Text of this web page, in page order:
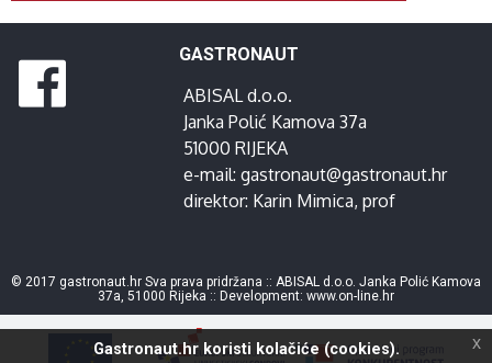
GASTRONAUT
ABISAL d.o.o.
Janka Polić Kamova 37a
51000 RIJEKA
e-mail: gastronaut@gastronaut.hr
direktor: Karin Mimica, prof
© 2017 gastronaut.hr Sva prava pridržana :: ABISAL d.o.o. Janka Polić Kamova
37a, 51000 Rijeka :: Development: www.on-line.hr
Gastronaut.hr koristi kolačiće (cookies). x